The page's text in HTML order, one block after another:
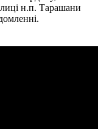
н.п. Тарашани